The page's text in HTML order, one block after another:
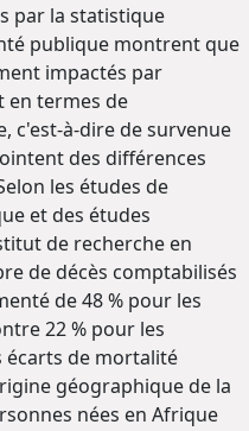
par la statistique
publique montrent que
impactés par
en termes de
c'est-à-dire de survenue
des différences
les études de
et des études
de recherche en
de décès comptabilisés
de 48 % pour les
22 % pour les
écarts de mortalité
géographique de la
nées en Afrique